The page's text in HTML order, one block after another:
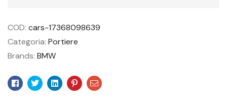
COD: cars-17368098639
Categoria: Portiere
Brands: BMW
Facebook
TwitterLinkedinPinterest
Email